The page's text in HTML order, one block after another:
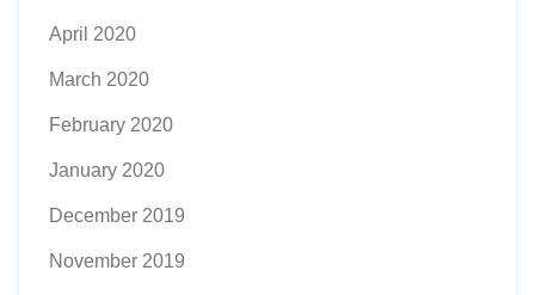
April 2020
March 2020
February 2020
January 2020
December 2019
November 2019